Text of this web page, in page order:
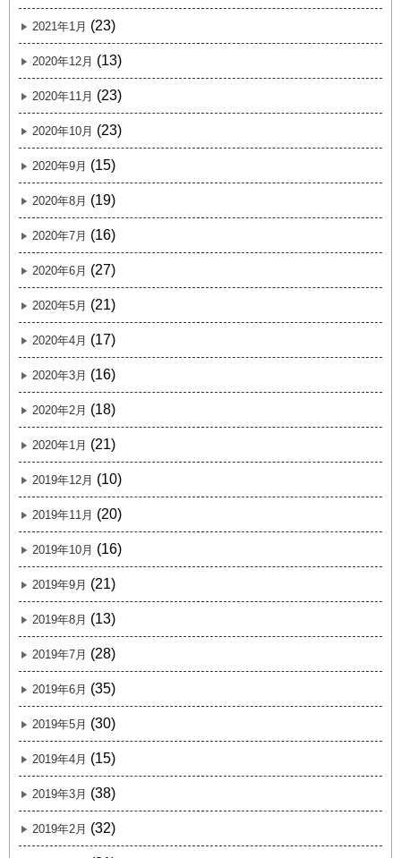
2021年1月 (23)
2020年12月 (13)
2020年11月 (23)
2020年10月 (23)
2020年9月 (15)
2020年8月 (19)
2020年7月 (16)
2020年6月 (27)
2020年5月 (21)
2020年4月 (17)
2020年3月 (16)
2020年2月 (18)
2020年1月 (21)
2019年12月 (10)
2019年11月 (20)
2019年10月 (16)
2019年9月 (21)
2019年8月 (13)
2019年7月 (28)
2019年6月 (35)
2019年5月 (30)
2019年4月 (15)
2019年3月 (38)
2019年2月 (32)